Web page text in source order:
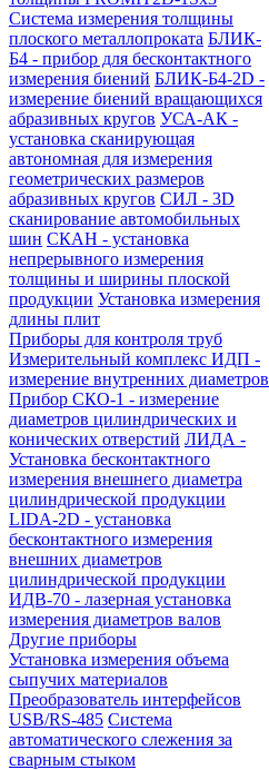
Система измерения толщины
плоского металлопроката БЛИК-
Б4 - прибор для бесконтактного
измерения биений БЛИК-Б4-2D -
измерение биений вращающихся
абразивных кругов УСА-АК -
установка сканирующая
автономная для измерения
геометрических размеров
абразивных кругов СИЛ - 3D
сканирование автомобильных
шин СКАН - установка
непрерывного измерения
толщины и ширины плоской
продукции Установка измерения
длины плит
Приборы для контроля труб
Измерительный комплекс ИДП -
измерение внутренних диаметров
Прибор СКО-1 - измерение
диаметров цилиндрических и
конических отверстий ЛИДА -
Установка бесконтактного
измерения внешнего диаметра
цилиндрической продукции
LIDA-2D - установка
бесконтактного измерения
внешних диаметров
цилиндрической продукции
ИДВ-70 - лазерная установка
измерения диаметров валов
Другие приборы
Установка измерения объема
сыпучих материалов
Преобразователь интерфейсов
USB/RS-485 Система
автоматического слежения за
сварным стыком